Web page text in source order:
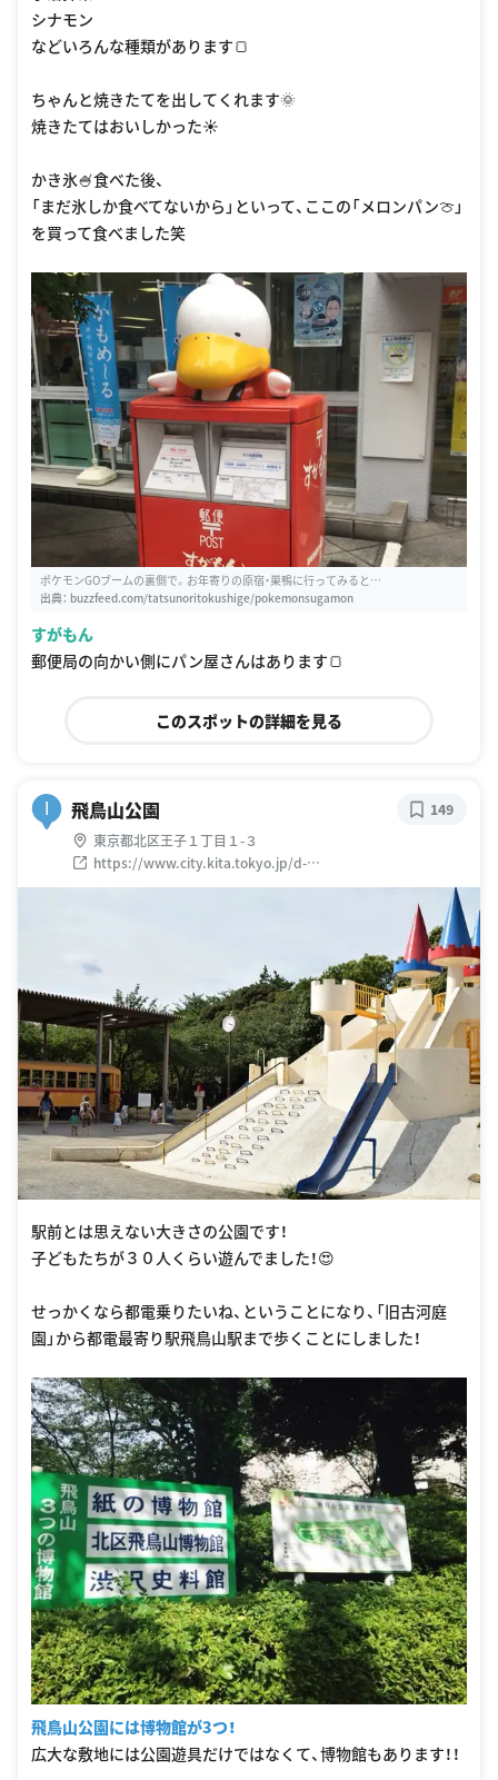
シナモン
などいろんな種類があります🍞
ちゃんと焼きたてを出してくれます🌞
焼きたてはおいしかった☀️
かき氷🍧食べた後、
「まだ氷しか食べてないから」といって、ここの「メロンパン🍈」
を買って食べました笑
ポケモンGOブームの裏側で。お年寄りの原宿・巣鴨に行ってみると…
出典： buzzfeed.com/tatsunoritokushige/pokemonsugamon
すがもん
郵便局の向かい側にパン屋さんはあります🍞
このスポットの詳細を見る
I 飛鳥山公園
東京都北区王子１丁目１-３
https://www.city.kita.tokyo.jp/d-
douro/jutaku/koen/asukayama.html
149
駅前とは思えない大きさの公園です！
子どもたちが３０人くらい遊んでました！😍
せっかくなら都電乗りたいね、ということになり、「旧古河庭
園」から都電最寄り駅飛鳥山駅まで歩くことにしました！
飛鳥山公園には博物館が3つ！
広大な敷地には公園遊具だけではなくて、博物館もあります！！